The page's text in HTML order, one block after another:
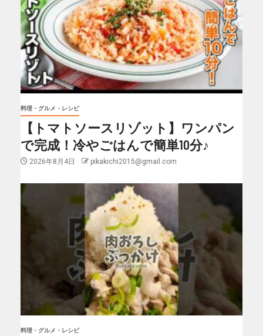
料理・グルメ・レシピ
【トマトソースリゾット】ワンパン
で完成！冷やごはんで簡単10分♪
2026年8月4日 pikakichi2015@gmail.com
料理・グルメ・レシピ